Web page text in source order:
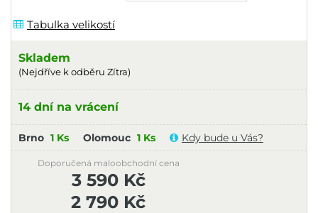
Tabulka velikostí
Skladem
(Nejdříve k odběru Zítra)
14 dní na vrácení
Brno 1 Ks Olomouc 1 Ks Kdy bude u Vás?
2 790 Kč
Doporučená maloobchodní cena
3 590 Kč